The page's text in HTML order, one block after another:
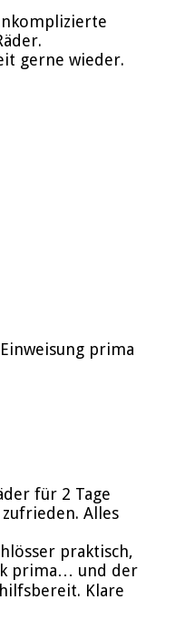
gerne wieder.
prima
für 2 Tage
Alles
praktisch,
prima… und der
Klare